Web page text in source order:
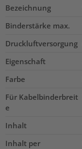
Bezeichnung
Binderstärke max.
Druckluftversorgung
Eigenschaft
Farbe
Für Kabelbinderbreit
e
Inhalt
Inhalt per